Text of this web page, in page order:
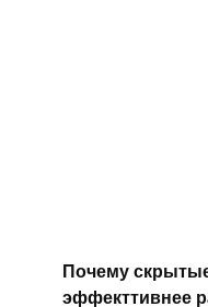
Почему
эффекттивнее